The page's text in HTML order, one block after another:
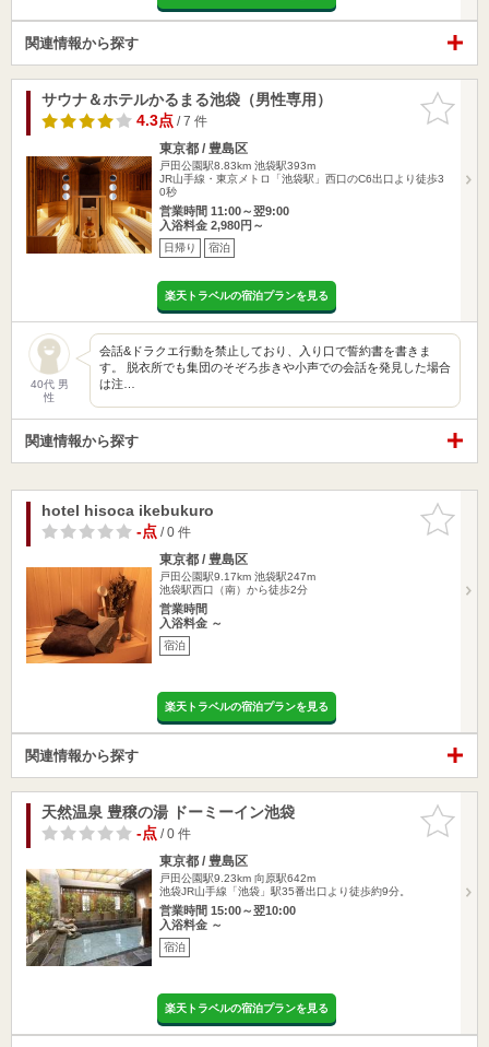
関連情報から探す
お気に入
りに追加
サウナ＆ホテルかるまる池袋（男性専用）
4.3点/ 7 件
東京都 / 豊島区
戸田公園駅8.83km 池袋駅393m
JR山手線・東京メトロ「池袋駅」西口のC6出口より徒歩3
0秒
営業時間 11:00～翌9:00
入浴料金 2,980円～
日帰り 宿泊
楽天トラベルの宿泊プランを見る
40代 男
性
会話&ドラクエ行動を禁止しており、入り口で誓約書を書きま
す。 脱衣所でも集団のそぞろ歩きや小声での会話を発見した場合
は注…
関連情報から探す
お気に入
りに追加
hotel hisoca ikebukuro
-点/ 0 件
東京都 / 豊島区
戸田公園駅9.17km 池袋駅247m
池袋駅西口（南）から徒歩2分
営業時間
入浴料金 ～
宿泊
楽天トラベルの宿泊プランを見る
関連情報から探す
お気に入
りに追加
天然温泉 豊穣の湯 ドーミーイン池袋
-点/ 0 件
東京都 / 豊島区
戸田公園駅9.23km 向原駅642m
池袋JR山手線「池袋」駅35番出口より徒歩約9分。
営業時間 15:00～翌10:00
入浴料金 ～
宿泊
楽天トラベルの宿泊プランを見る